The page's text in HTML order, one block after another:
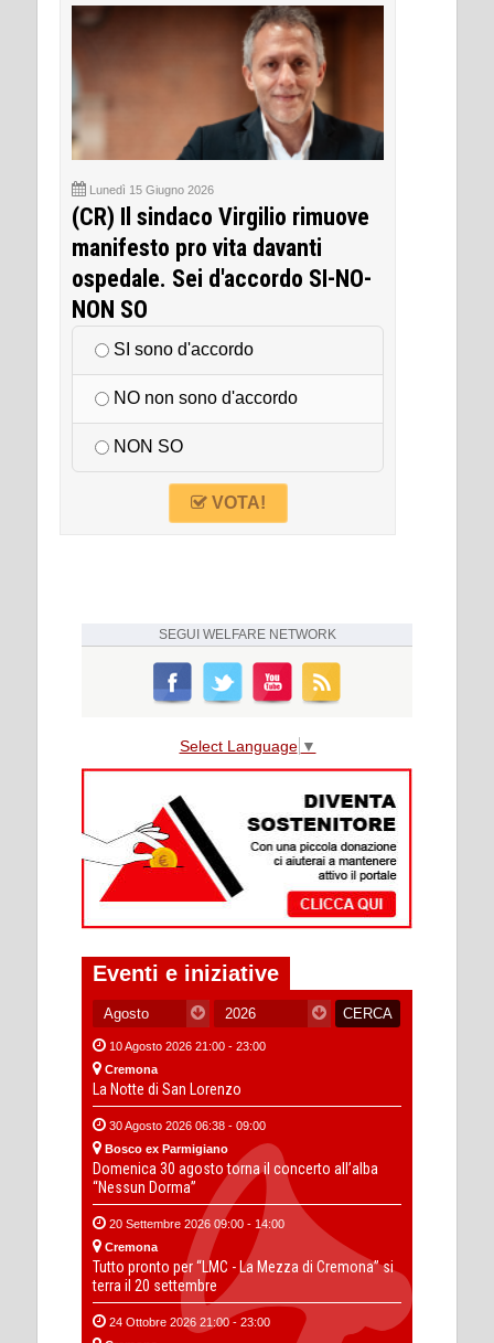
Lunedì 15 Giugno 2026
(CR) Il sindaco Virgilio rimuove
manifesto pro vita davanti
ospedale. Sei d'accordo SI-NO-
NON SO
SI sono d'accordo
NO non sono d'accordo
NON SO
VOTA!
SEGUI WELFARE NETWORK
Select Language ▼
Eventi e iniziative
10 Agosto 2026 21:00 - 23:00
Cremona
La Notte di San Lorenzo
30 Agosto 2026 06:38 - 09:00
Bosco ex Parmigiano
Domenica 30 agosto torna il concerto all’alba
“Nessun Dorma”
20 Settembre 2026 09:00 - 14:00
Cremona
Tutto pronto per “LMC - La Mezza di Cremona” si
terra il 20 settembre
24 Ottobre 2026 21:00 - 23:00